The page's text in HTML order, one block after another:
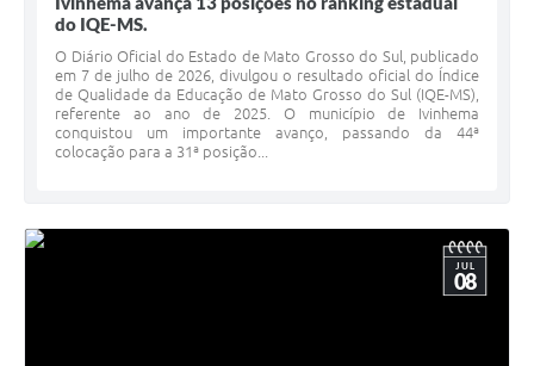
do IQE-MS.
O Diário Oficial do Estado de Mato Grosso do Sul, publicado
em 7 de julho de 2026, divulgou o resultado oficial do Índice
de Qualidade da Educação de Mato Grosso do Sul (IQE-MS),
referente ao ano de 2025. O município de Ivinhema
conquistou um importante avanço, passando da 44ª
colocação para a 31ª posição...
JUL
08